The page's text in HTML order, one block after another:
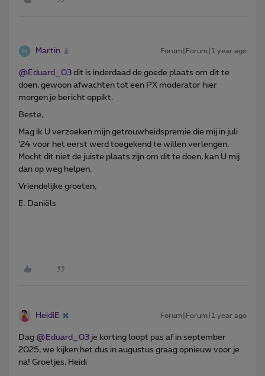
Martin Forum|Forum|1 year ago
@Eduard_03 dit is inderdaad de goede plaats om dit te
doen, gewoon afwachten tot een PX moderator hier
morgen je bericht oppikt.
Beste,
Mag ik U verzoeken mijn getrouwheidspremie die mij in juli
‘24 voor het eerst werd toegekend te willen verlengen.
Mocht dit niet de juiste plaats zijn om dit te doen, kan U mij
dan op weg helpen.
Vriendelijke groeten,
E. Daniëls
HeidiE Forum|Forum|1 year ago
Dag ​ @Eduard_03 je korting loopt pas af in september
2025, we kijken het dus in augustus graag opnieuw voor je
na! Groetjes, Heidi